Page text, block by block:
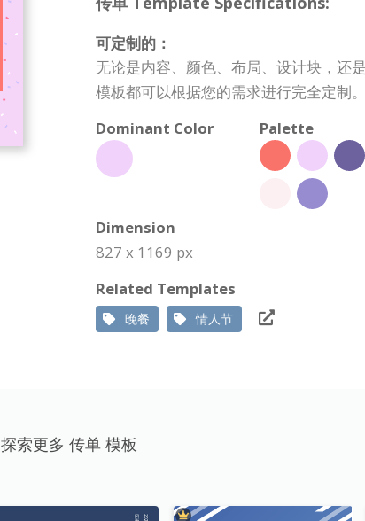
可定制的：
无论是内容、颜色、布局、设计块，还
模板都可以根据您的需求进行完全定制。
Dominant Color
Palette
Dimension
827 x 1169 px
Related Templates
晚餐 情人节
探索更多 传单 模板